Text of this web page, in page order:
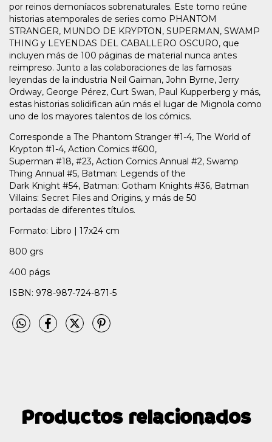
por reinos demoníacos sobrenaturales. Este tomo reúne
historias atemporales de series como PHANTOM
STRANGER, MUNDO DE KRYPTON, SUPERMAN, SWAMP
THING y LEYENDAS DEL CABALLERO OSCURO, que
incluyen más de 100 páginas de material nunca antes
reimpreso. Junto a las colaboraciones de las famosas
leyendas de la industria Neil Gaiman, John Byrne, Jerry
Ordway, George Pérez, Curt Swan, Paul Kupperberg y más,
estas historias solidifican aún más el lugar de Mignola como
uno de los mayores talentos de los cómics.
Corresponde a The Phantom Stranger #1-4, The World of
Krypton #1-4, Action Comics #600,
Superman #18, #23, Action Comics Annual #2, Swamp
Thing Annual #5, Batman: Legends of the
Dark Knight #54, Batman: Gotham Knights #36, Batman
Villains: Secret Files and Origins, y más de 50
portadas de diferentes títulos.
Formato: Libro | 17x24 cm
800 grs
400 págs
ISBN: 978-987-724-871-5
Productos relacionados